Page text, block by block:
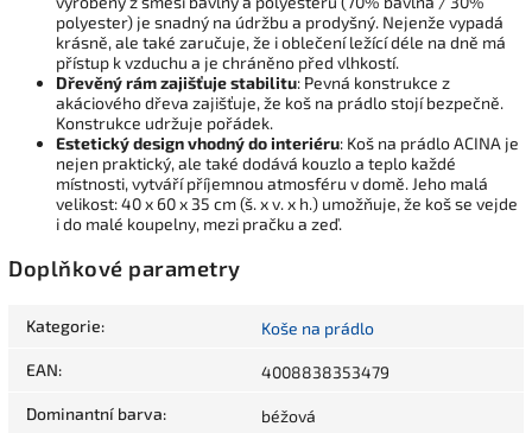
polyester) je snadný na údržbu a prodyšný. Nejenže vypadá
krásně, ale také zaručuje, že i oblečení ležící déle na dně má
přístup k vzduchu a je chráněno před vlhkostí.
Dřevěný rám zajišťuje stabilitu: Pevná konstrukce z
akáciového dřeva zajišťuje, že koš na prádlo stojí bezpečně.
Konstrukce udržuje pořádek.
Estetický design vhodný do interiéru: Koš na prádlo ACINA je
nejen praktický, ale také dodává kouzlo a teplo každé
místnosti, vytváří příjemnou atmosféru v domě. Jeho malá
velikost: 40 x 60 x 35 cm(š. x v. x h.) umožňuje, že koš se vejde
i do malé koupelny, mezi pračku a zeď.
Doplňkové parametry
Kategorie: Koše na prádlo
EAN: 4008838353479
Dominantní barva: béžová